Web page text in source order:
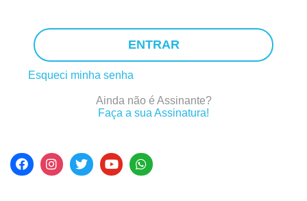
ENTRAR
Esqueci minha senha
Ainda não é Assinante?
Faça a sua Assinatura!